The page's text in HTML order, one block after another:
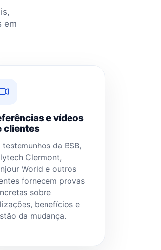
em
e vídeos
clientes
testemunhos da BSB,
Clermont,
World e outros
fornecem provas
sobre
benefícios e
da mudança.